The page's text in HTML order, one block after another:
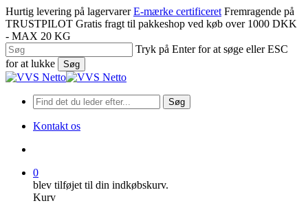
Spring
til
hovedindhold
Hurtig levering på lagervarer E-mærke certificeret Fremragende på
TRUSTPILOT Gratis fragt til pakkeshop ved køb over 1000 DKK
- MAX 20 KG
Tryk på Enter for at søge eller ESC
for at lukke
Søg
Luk
Søg
Kontakt os
0
blev tilføjet til din indkøbskurv.
Kurv